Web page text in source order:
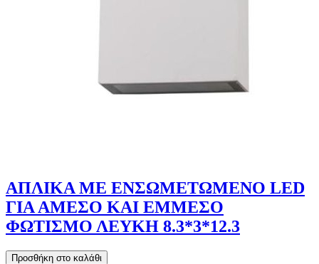
ΑΠΛΙΚΑ ΜΕ ΕΝΣΩΜΕΤΩΜΕΝΟ LED
ΓΙΑ ΑΜΕΣΟ ΚΑΙ ΕΜΜΕΣΟ
ΦΩΤΙΣΜΟ ΛΕΥΚΗ 8.3*3*12.3